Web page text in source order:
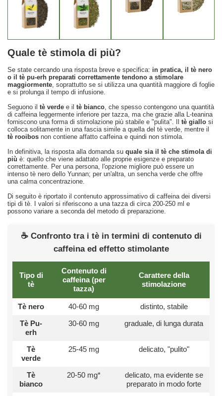
Quale tè stimola di più?
Se state cercando una risposta breve e specifica: in pratica, il tè nero
o il tè pu-erh preparati correttamente tendono a stimolare
maggiormente, soprattutto se si utilizza una quantità maggiore di foglie
e si prolunga il tempo di infusione.
Seguono il tè verde e il tè bianco, che spesso contengono una quantità
di caffeina leggermente inferiore per tazza, ma che grazie alla L-teanina
forniscono una forma di stimolazione più stabile e "pulita". Il tè giallo si
colloca solitamente in una fascia simile a quella del tè verde, mentre il
tè rooibos non contiene affatto caffeina e quindi non stimola.
In definitiva, la risposta alla domanda su quale sia il tè che stimola di
più è: quello che viene adattato alle proprie esigenze e preparato
correttamente. Per una persona, l'opzione migliore può essere un
intenso tè nero dello Yunnan; per un'altra, un sencha verde che offre
una calma concentrazione.
Di seguito è riportato il contenuto approssimativo di caffeina dei diversi
tipi di tè. I valori si riferiscono a una tazza di circa 200-250 ml e
possono variare a seconda del metodo di preparazione.
☕ Confronto tra i tè in termini di contenuto di
caffeina ed effetto stimolante
Tipo di
tè
Contenuto di
caffeina (per
tazza)
Carattere della
stimolazione
Tè nero 40-60 mg distinto, stabile
Tè Pu-
erh
30-60 mg graduale, di lunga durata
Tè
verde
25-45 mg delicato, "pulito"
Tè
bianco
20-50 mg*
delicato, ma evidente se
preparato in modo forte